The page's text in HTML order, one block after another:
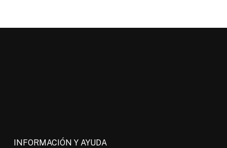
INFORMACIÓN Y AYUDA